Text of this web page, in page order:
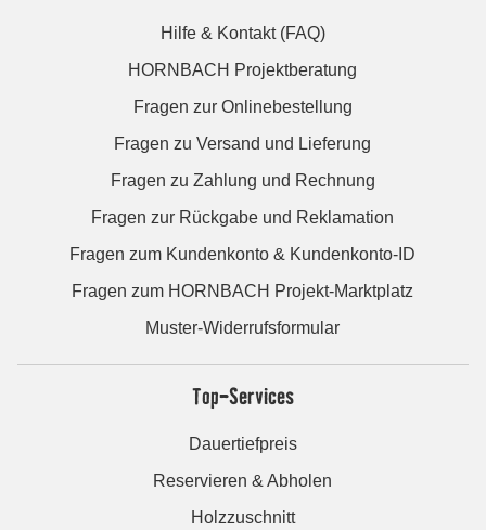
Hilfe & Kontakt (FAQ)
HORNBACH Projektberatung
Fragen zur Onlinebestellung
Fragen zu Versand und Lieferung
Fragen zu Zahlung und Rechnung
Fragen zur Rückgabe und Reklamation
Fragen zum Kundenkonto & Kundenkonto-ID
Fragen zum HORNBACH Projekt-Marktplatz
Muster-Widerrufsformular
Top-Services
Dauertiefpreis
Reservieren & Abholen
Holzzuschnitt